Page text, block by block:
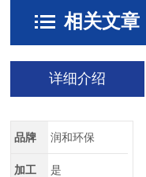
相关文章
详细介绍
品牌 润和环保
加工
是